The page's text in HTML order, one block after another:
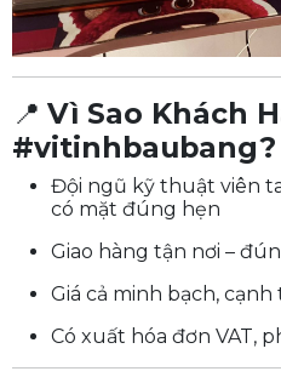
📍 Vì Sao Khách
#vitinhbaubang?
Đội ngũ kỹ thuật viên
có mặt đúng hẹn
Giao hàng tận nơi –
Giá cả minh bạch,
Có xuất hóa đơn VAT,